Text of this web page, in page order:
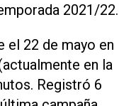
2021/22.
el 22 de mayo en
en la
Registró 6